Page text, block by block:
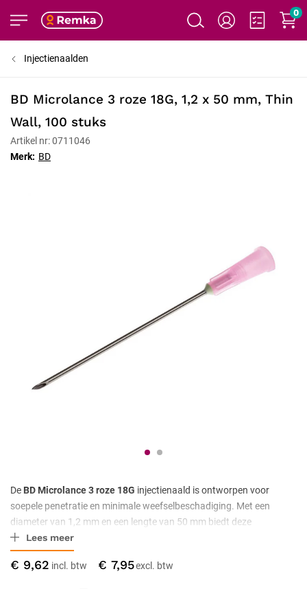
0
Injectienaalden
BD Microlance 3 roze 18G, 1,2 x 50 mm, Thin
Wall, 100 stuks
Artikel nr: 0711046
Merk: BD
€ 9,62 € 7,95
De BD Microlance 3 roze 18G injectienaald is ontworpen voor
soepele penetratie en minimale weefselbeschadiging. Met een
diameter van 1,2 mm en een lengte van 50 mm biedt deze
dunwandige naald een grotere inwendige diameter voor efficiënte
vloeistofdoorstroming. De naald is steriel, latexvrij en compatibel
met zowel luer slip- als luer lock-verbindingen. Verpakt per 100
Lees meer